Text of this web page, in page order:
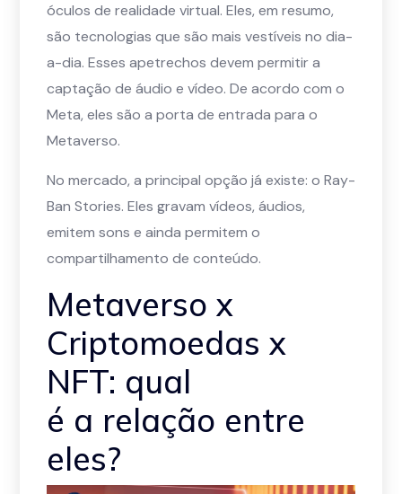
óculos de realidade virtual. Eles, em resumo,
são tecnologias que são mais vestíveis no dia-
a-dia. Esses apetrechos devem permitir a
captação de áudio e vídeo. De acordo com o
Meta, eles são a porta de entrada para o
Metaverso.
No mercado, a principal opção já existe: o Ray-
Ban Stories. Eles gravam vídeos, áudios,
emitem sons e ainda permitem o
compartilhamento de conteúdo.
Metaverso x
Criptomoedas x
NFT: qual
é a relação entre
eles?